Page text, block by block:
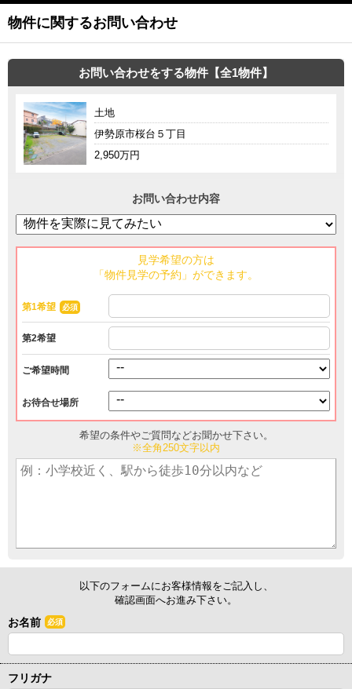
物件に関するお問い合わせ
お問い合わせをする物件【全1物件】
土地
伊勢原市桜台５丁目
2,950万円
お問い合わせ内容
見学希望の方は
「物件見学の予約」ができます。
第1希望 必須
第2希望
ご希望時間
お待合せ場所
希望の条件やご質問などお聞かせ下さい。
※全角250文字以内
以下のフォームにお客様情報をご記入し、
確認画面へお進み下さい。
お名前 必須
フリガナ